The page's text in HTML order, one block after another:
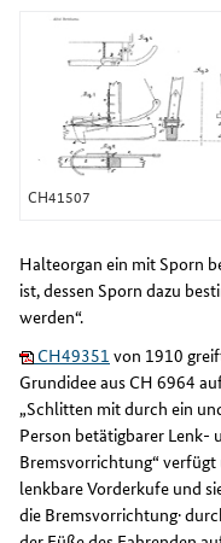
CH41507
Halteorgan ein mit Sporn
ist, dessen Sporn dazu
werden“.
CH49351 von 1910
Grundidee aus CH 6964
„Schlitten mit durch ein
Person betätigbarer Lenk-
Bremsvorrichtung“ verfügt
lenkbare Vorderkufe und
die Bremsvorrichtung·